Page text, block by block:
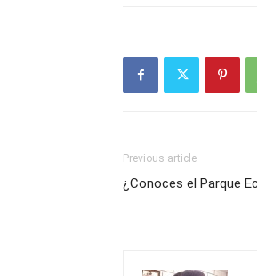
Previous article
¿Conoces el Parque